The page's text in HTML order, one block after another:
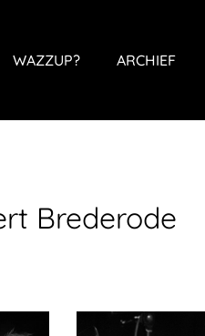
WAZZUP? ARCHIEF
Brederode